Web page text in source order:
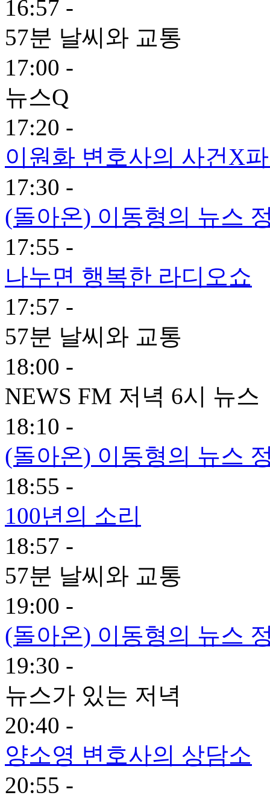
16:57 -
57분 날씨와 교통
17:00 -
뉴스Q
17:20 -
이원화 변호사의 사건X
17:30 -
(돌아온) 이동형의 뉴스
17:55 -
나누면 행복한 라디오쇼
17:57 -
57분 날씨와 교통
18:00 -
NEWS FM 저녁 6시 뉴스
18:10 -
(돌아온) 이동형의 뉴스
18:55 -
100년의 소리
18:57 -
57분 날씨와 교통
19:00 -
(돌아온) 이동형의 뉴스
19:30 -
뉴스가 있는 저녁
20:40 -
양소영 변호사의 상담소
20:55 -